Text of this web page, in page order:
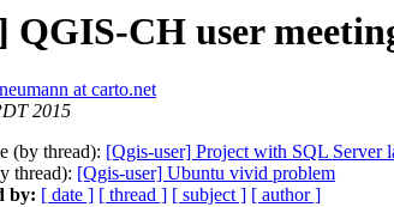
QGIS-CH user
at carto.net
2015
(by thread): [Qgis-user] Project with SQL Server
thread): [Qgis-user] Ubuntu vivid problem
by: [ date ] [ thread ] [ subject ] [ author ]